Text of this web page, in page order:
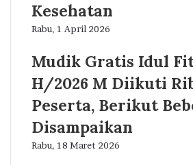
Kesehatan
Rabu, 1 April 2026
Mudik Gratis Idul
H/2026 M Diikuti
Peserta, Berikut
Disampaikan
Rabu, 18 Maret 2026